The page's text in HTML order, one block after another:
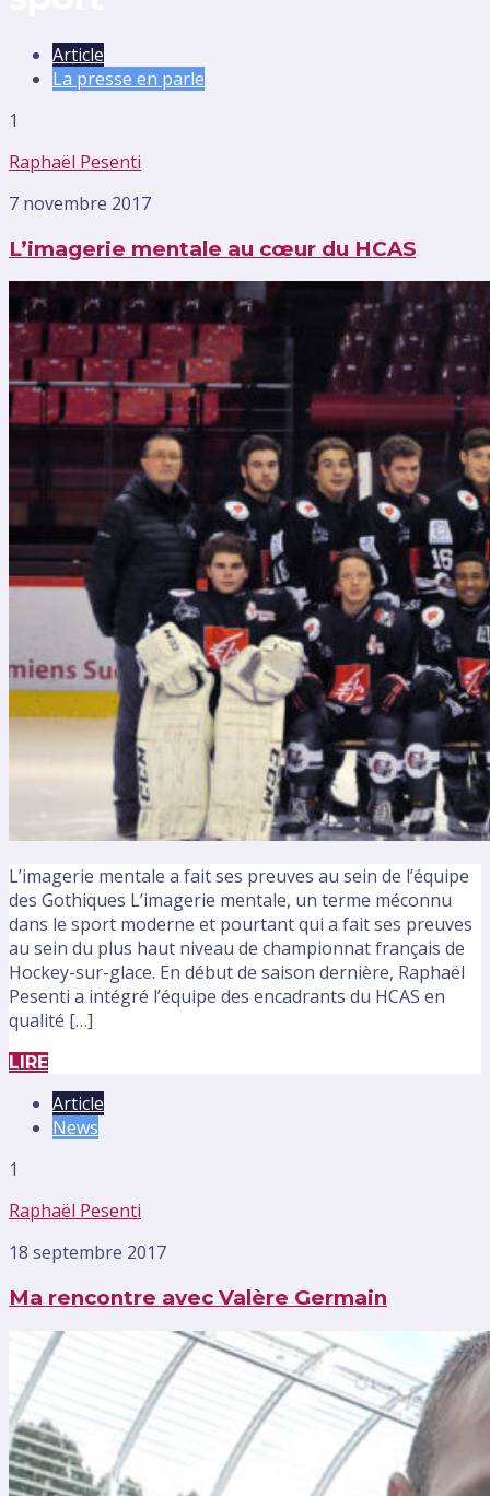
Article
La presse en parle
1
Raphaël Pesenti
7 novembre 2017
L’imagerie mentale au cœur du HCAS
L’imagerie mentale a fait ses preuves au sein de l’équipe
des Gothiques L’imagerie mentale, un terme méconnu
dans le sport moderne et pourtant qui a fait ses preuves
au sein du plus haut niveau de championnat français de
Hockey-sur-glace. En début de saison dernière, Raphaël
Pesenti a intégré l’équipe des encadrants du HCAS en
qualité […]
LIRE
Article
News
1
Raphaël Pesenti
18 septembre 2017
Ma rencontre avec Valère Germain